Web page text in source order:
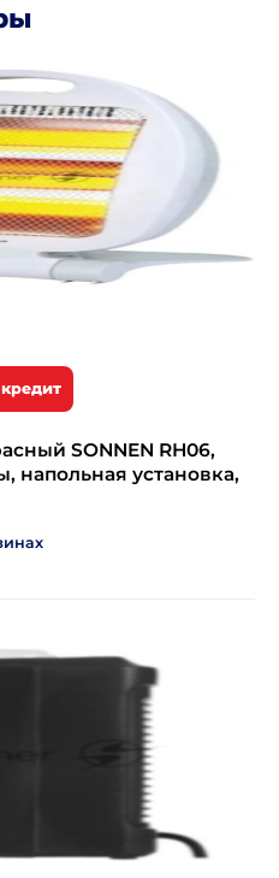
SONNEN RH06,
напольная установка,